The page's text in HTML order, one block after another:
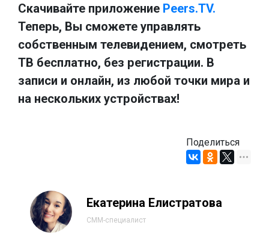
Скачивайте приложение Peers.TV.
Теперь, Вы сможете управлять
собственным телевидением, смотреть
ТВ бесплатно, без регистрации. В
записи и онлайн, из любой точки мира и
на нескольких устройствах!
Поделиться
Екатерина Елистратова
СММ-специалист